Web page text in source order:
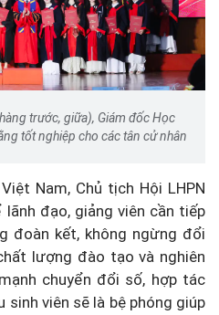
trước, giữa), Giám đốc Học
tốt nghiệp cho các tân cử nhân
Nam, Chủ tịch Hội LHPN
đạo, giảng viên cần tiếp
đoàn kết, không ngừng đổi
lượng đào tạo và nghiên
chuyển đổi số, hợp tác
viên sẽ là bệ phóng giúp